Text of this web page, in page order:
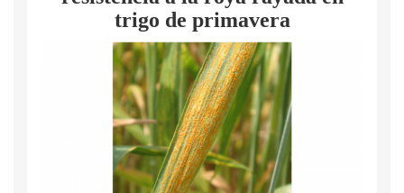
trigo de primavera